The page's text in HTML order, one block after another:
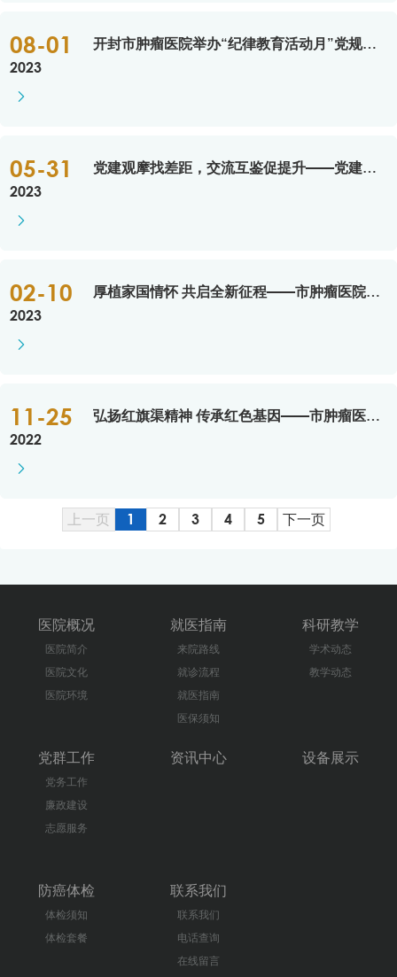
08-01
2023

开封市肿瘤医院举办“纪律教育活动月”党规党纪知识竞赛
05-31
2023

党建观摩找差距，交流互鉴促提升——党建交流观摩活动走进开封市肿瘤医院
02-10
2023

厚植家国情怀 共启全新征程——市肿瘤医院组织观看爱国主义影片《满江红》
11-25
2022

弘扬红旗渠精神 传承红色基因——市肿瘤医院各党支部召开专题组织生活会
上一页 1 2 3 4 5 下一页
医院概况
医院简介
医院文化
医院环境
就医指南
来院路线
就诊流程
就医指南
医保须知
科研教学
学术动态
教学动态
党群工作
党务工作
廉政建设
志愿服务
资讯中心 设备展示
防癌体检
体检须知
体检套餐
联系我们
联系我们
电话查询
在线留言